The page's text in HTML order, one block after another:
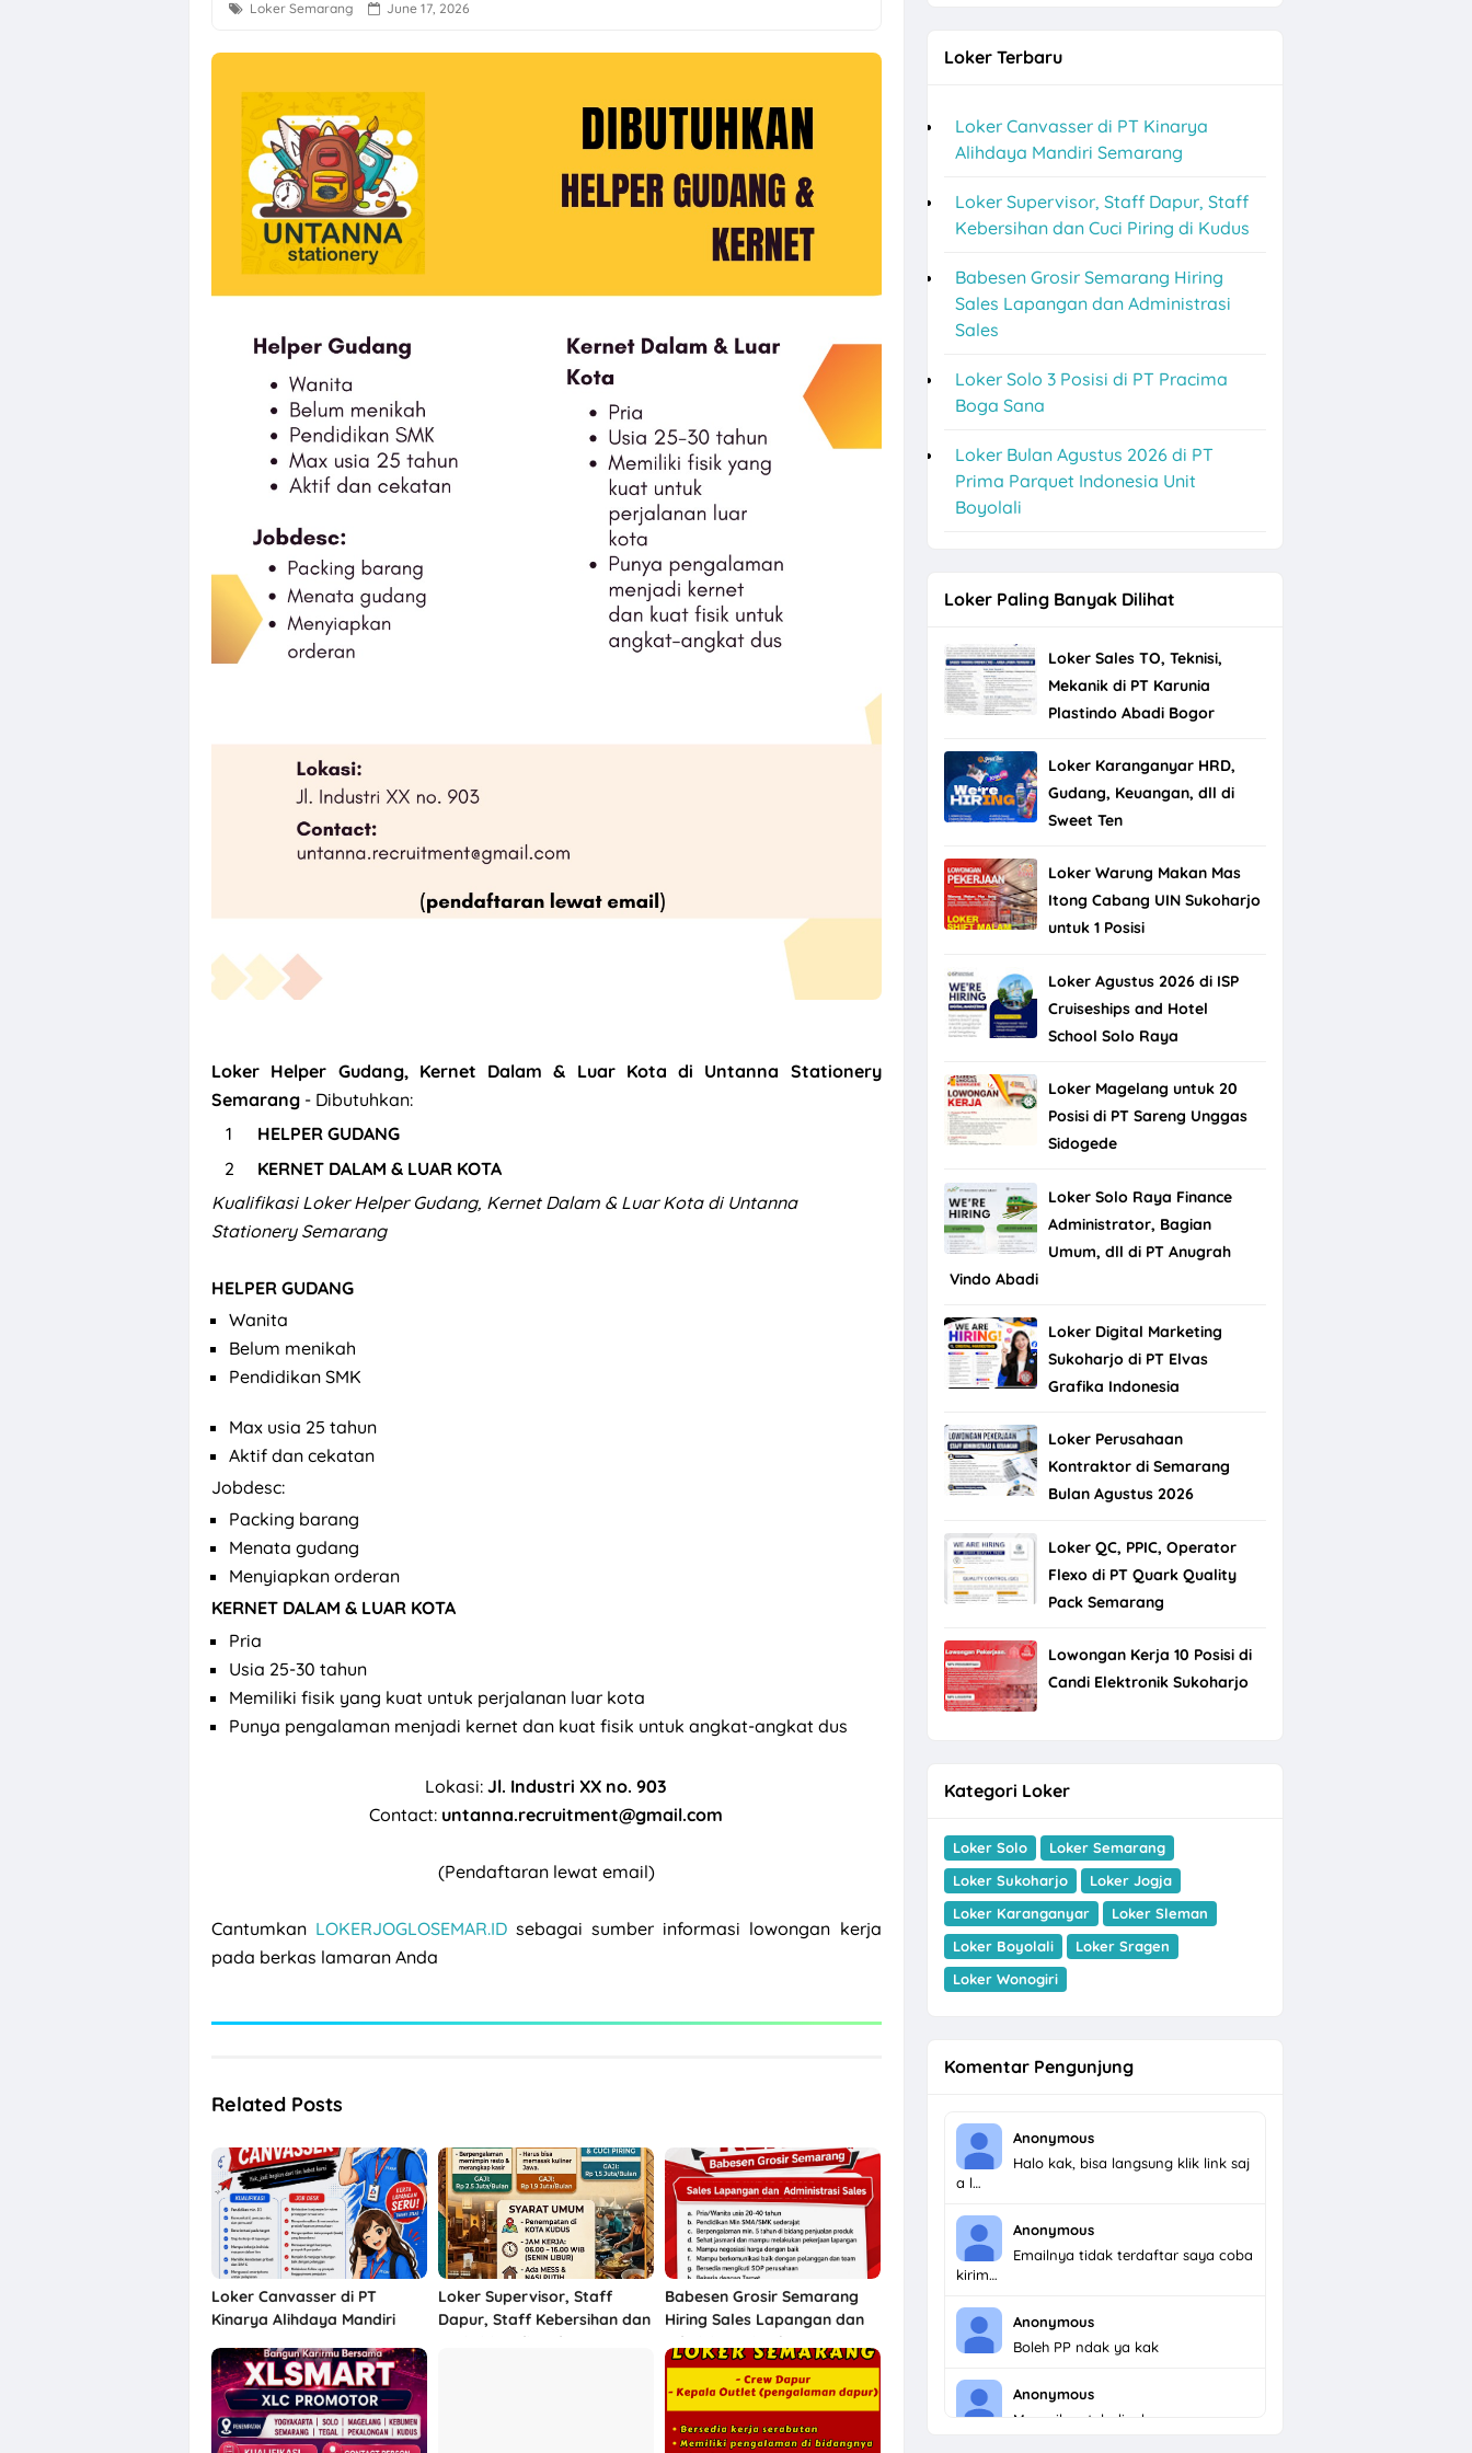
Loker PT Multi Logam Perkasa untuk 1 Posisi di Klaten
Loker Solo Terbaru Lulusan D3 di Sayekti
Lowongan Kerja Perusahaan F&B di Waroeng Tokyo Semarang
Loker Kota Semarang di CV Bumi Raya Indonesia Bulan Agustus 2026
Loker Crew Gudang Produksi di Keprabon Group Sukoharjo
Loker Technical Sales, Social Media & Counter Officer di Indographia Prima Utama Solo Raya
Loker Operator Mesin Kayu, Tukang Kayu PT Venus Java Kreasindo di Solo & Sukoharjo
Loker Semarang Terbaru di Booba Bloom
Loker Solo Raya Posisi Staff Minuman, Dishwasher, Kasir, dll di Bakso Haji Mahmud
Loker Canvasser di PT Kinarya Alihdaya Mandiri Semarang
Loker Semarang June 17, 2026
Loker Helper Gudang, Kernet Dalam & Luar Kota di Untanna Stationery
Semarang - Dibutuhkan:
HELPER GUDANG
KERNET DALAM & LUAR KOTA
Kualifikasi Loker Helper Gudang, Kernet Dalam & Luar Kota di Untanna
Stationery Semarang
HELPER GUDANG
Wanita
Belum menikah
Pendidikan SMK
Max usia 25 tahun
Aktif dan cekatan
Jobdesc:
Packing barang
Menata gudang
Menyiapkan orderan
KERNET DALAM & LUAR KOTA
Pria
Usia 25-30 tahun
Memiliki fisik yang kuat untuk perjalanan luar kota
Punya pengalaman menjadi kernet dan kuat fisik untuk angkat-angkat dus
Lokasi:Jl. Industri XX no. 903
Contact: untanna.recruitment@gmail.com
(Pendaftaran lewat email)
Cantumkan LOKERJOGLOSEMAR.ID sebagai sumber informasi lowongan kerja
pada berkas lamaran Anda
Related Posts
Loker Canvasser di PT
Kinarya Alihdaya Mandiri
Loker Supervisor, Staff
Dapur, Staff Kebersihan dan
Cuci Piring di Kudus
Babesen Grosir Semarang
Hiring Sales Lapangan dan
Administrasi Sales
Loker Terbaru
Loker Canvasser di PT Kinarya
Alihdaya Mandiri Semarang
Loker Supervisor, Staff Dapur, Staff
Kebersihan dan Cuci Piring di Kudus
Babesen Grosir Semarang Hiring
Sales Lapangan dan Administrasi
Sales
Loker Solo 3 Posisi di PT Pracima
Boga Sana
Loker Bulan Agustus 2026 di PT
Prima Parquet Indonesia Unit
Boyolali
Loker Paling Banyak Dilihat
Loker Sales TO, Teknisi,
Mekanik di PT Karunia
Plastindo Abadi Bogor
Loker Karanganyar HRD,
Gudang, Keuangan, dll di
Sweet Ten
Loker Warung Makan Mas
Itong Cabang UIN Sukoharjo
untuk 1 Posisi
Loker Agustus 2026 di ISP
Cruiseships and Hotel
School Solo Raya
Loker Magelang untuk 20
Posisi di PT Sareng Unggas
Sidogede
Loker Solo Raya Finance
Administrator, Bagian
Umum, dll di PT Anugrah
Vindo Abadi
Loker Digital Marketing
Sukoharjo di PT Elvas
Grafika Indonesia
Loker Perusahaan
Kontraktor di Semarang
Bulan Agustus 2026
Loker QC, PPIC, Operator
Flexo di PT Quark Quality
Pack Semarang
Lowongan Kerja 10 Posisi di
Candi Elektronik Sukoharjo
Kategori Loker
Loker Solo
Loker Semarang
Loker Sukoharjo
Loker Jogja
Loker Karanganyar
Loker Sleman
Loker Boyolali
Loker Sragen
Loker Wonogiri
Komentar Pengunjung
Anonymous
Halo kak, bisa langsung klik link saj
a l…
Anonymous
Emailnya tidak terdaftar saya coba
kirim…
Anonymous
Boleh PP ndak ya kak
Anonymous
Menarik untuk dicoba